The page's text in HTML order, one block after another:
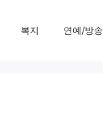
복지 연예/방송